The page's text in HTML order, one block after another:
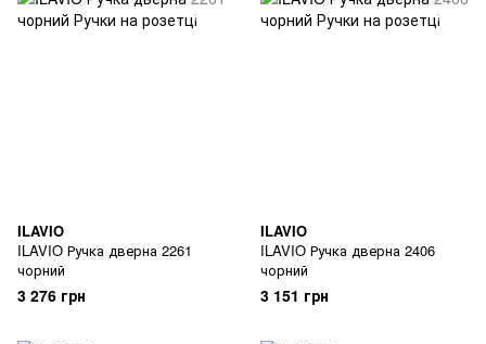
ILAVIO
ILAVIO Ручка дверна 2261
чорний
3 276 грн
ILAVIO
ILAVIO Ручка дверна 2406
чорний
3 151 грн